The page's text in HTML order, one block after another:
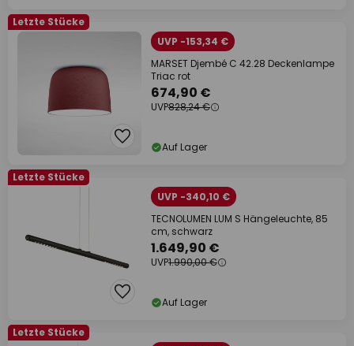
Letzte Stücke
UVP -153,34 €
MARSET Djembé C 42.28 Deckenlampe
Triac rot
674,90 €
UVP828,24 €
Auf Lager
Letzte Stücke
UVP -340,10 €
TECNOLUMEN LUM S Hängeleuchte, 85
cm, schwarz
1.649,90 €
UVP1.990,00 €
Auf Lager
Letzte Stücke